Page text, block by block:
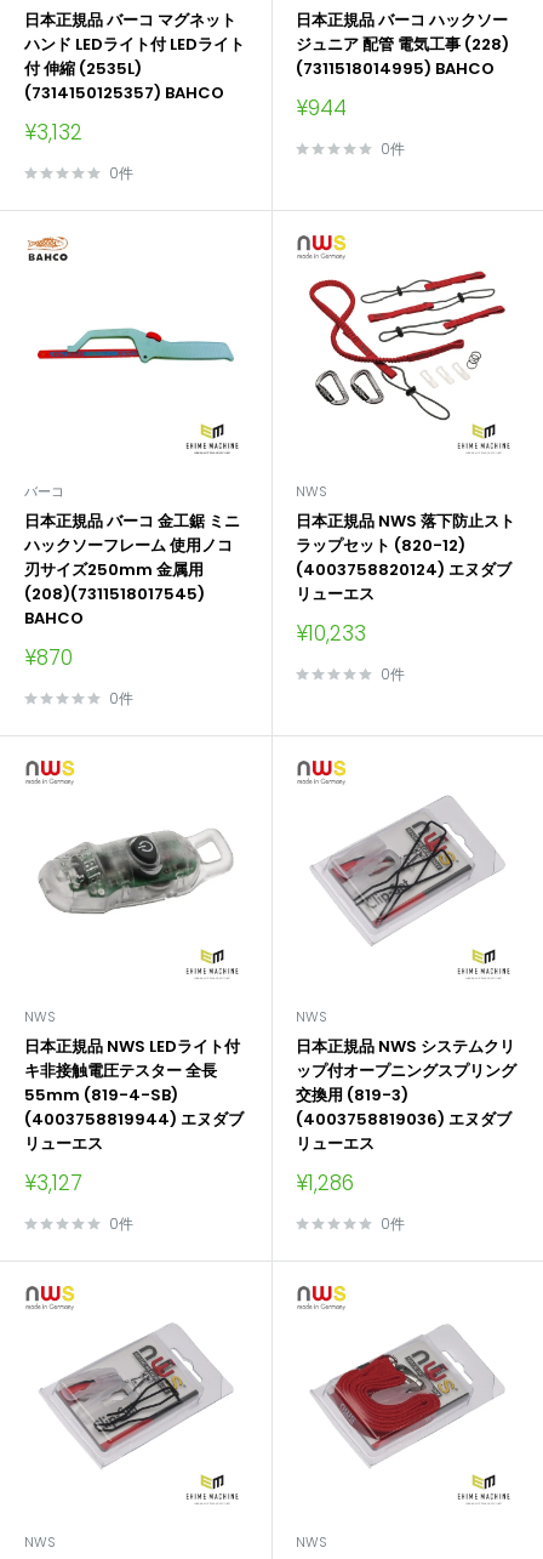
日本正規品 バーコ マグネット
ハンド LEDライト付 LEDライト
付 伸縮 (2535L)
(7314150125357) BAHCO
販
価
¥3,132
0件
日本正規品 バーコ ハックソー
ジュニア 配管 電気工事 (228)
(7311518014995) BAHCO
販
価
¥944
0件
バーコ
日本正規品 バーコ 金工鋸 ミニ
ハックソーフレーム 使用ノコ
刃サイズ250mm 金属用
(208)(7311518017545)
BAHCO
販
価
¥870
0件
NWS
日本正規品 NWS 落下防止スト
ラップセット (820-12)
(4003758820124) エヌダブ
リューエス
販
価
¥10,233
0件
NWS
日本正規品 NWS LEDライト付
キ非接触電圧テスター 全長
55mm (819-4-SB)
(4003758819944) エヌダブ
リューエス
販
価
¥3,127
0件
NWS
日本正規品 NWS システムクリ
ップ付オープニングスプリング
交換用 (819-3)
(4003758819036) エヌダブ
リューエス
販
売
価
¥1,286
0件
NWS NWS